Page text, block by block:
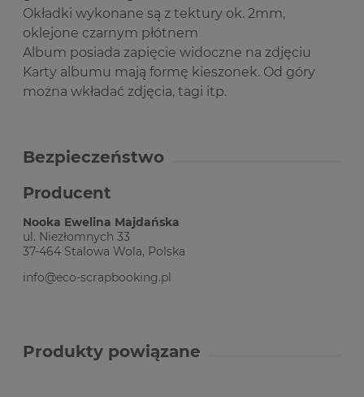
Okładki wykonane są z tektury ok. 2mm,
oklejone czarnym płótnem
Album posiada zapięcie widoczne na zdjęciu
Karty albumu mają formę kieszonek. Od góry
można wkładać zdjęcia, tagi itp.
Bezpieczeństwo
Producent
Nooka Ewelina Majdańska
ul. Niezłomnych 33
37-464 Stalowa Wola, Polska
info@eco-scrapbooking.pl
Produkty powiązane